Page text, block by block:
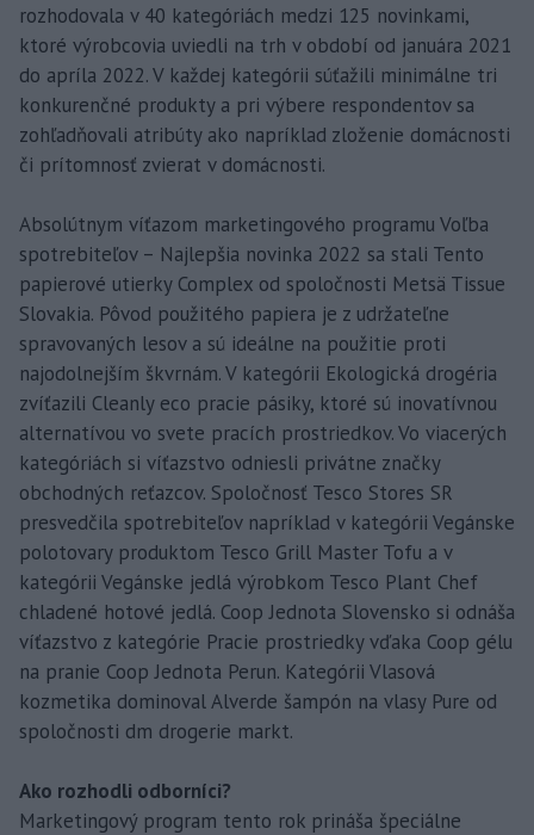
rozhodovala v 40 kategóriách medzi 125 novinkami,
ktoré výrobcovia uviedli na trh v období od januára 2021
do apríla 2022. V každej kategórii súťažili minimálne tri
konkurenčné produkty a pri výbere respondentov sa
zohľadňovali atribúty ako napríklad zloženie domácnosti
či prítomnosť zvierat v domácnosti.
Absolútnym víťazom marketingového programu Voľba
spotrebiteľov – Najlepšia novinka 2022 sa stali Tento
papierové utierky Complex od spoločnosti Metsä Tissue
Slovakia. Pôvod použitého papiera je z udržateľne
spravovaných lesov a sú ideálne na použitie proti
najodolnejším škvrnám. V kategórii Ekologická drogéria
zvíťazili Cleanly eco pracie pásiky, ktoré sú inovatívnou
alternatívou vo svete pracích prostriedkov. Vo viacerých
kategóriách si víťazstvo odniesli privátne značky
obchodných reťazcov. Spoločnosť Tesco Stores SR
presvedčila spotrebiteľov napríklad v kategórii Vegánske
polotovary produktom Tesco Grill Master Tofu a v
kategórii Vegánske jedlá výrobkom Tesco Plant Chef
chladené hotové jedlá. Coop Jednota Slovensko si odnáša
víťazstvo z kategórie Pracie prostriedky vďaka Coop gélu
na pranie Coop Jednota Perun. Kategórii Vlasová
kozmetika dominoval Alverde šampón na vlasy Pure od
spoločnosti dm drogerie markt.
Ako rozhodli odborníci?
Marketingový program tento rok prináša špeciálne